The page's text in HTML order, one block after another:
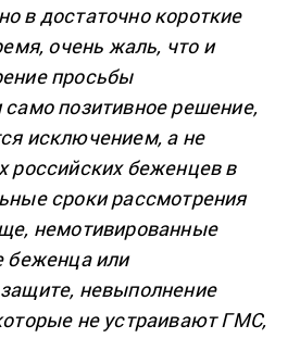
в достаточно короткие
очень жаль, что и
просьбы
позитивное решение,
исключением, а не
российских беженцев в
сроки рассмотрения
немотивированные
беженца или
невыполнение
не устраивают ГМС,